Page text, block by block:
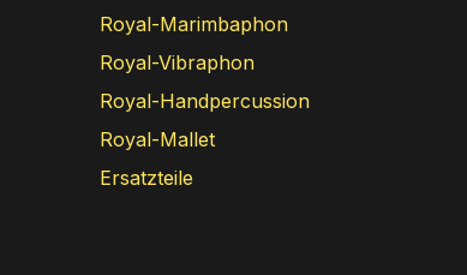
Royal-Marimbaphon
Royal-Vibraphon
Royal-Handpercussion
Royal-Mallet
Ersatzteile